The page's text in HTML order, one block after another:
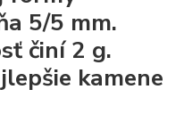
5/5 mm.
činí 2 g.
kamene